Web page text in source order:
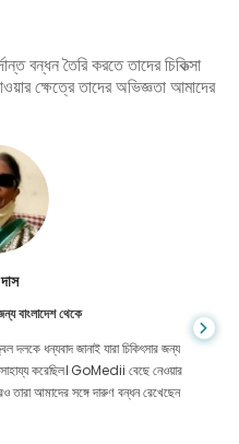
বন্ধন তৈরি করতে তাদের চিকিত্সা
ক্ষেত্রে তাদের অভিজ্ঞতা আমাদের
বাংলাদেশ থেকে
ধন্যবাদ জানাই যারা চিকিৎসার জন্য
করেছিল। GoMedii বেছে নেওয়ার
তারা আমাদের সঙ্গে দারুণ বন্ধন রেখেছেন